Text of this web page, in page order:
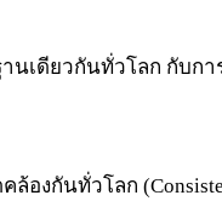
นเดียวกันทั่วโลก กับ
งกันทั่วโลก